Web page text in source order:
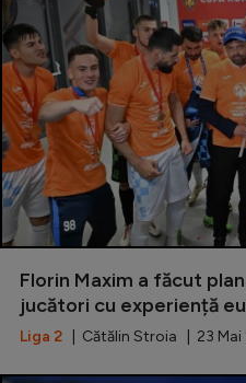
Florin Maxim a făcut
jucători cu experiență
Liga 2 | Cătălin Stroia | 23